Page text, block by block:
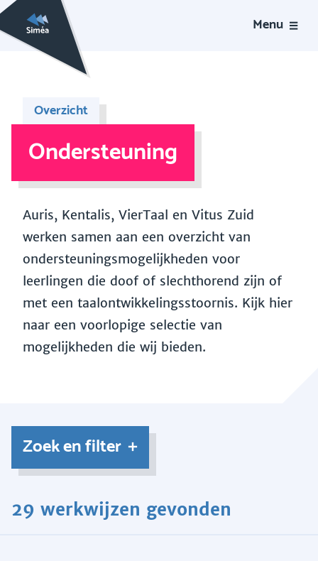
Menu
Overzicht
Ondersteuning
Auris, Kentalis, VierTaal en Vitus Zuid
werken samen aan een overzicht van
ondersteuningsmogelijkheden voor
leerlingen die doof of slechthorend zijn of
met een taalontwikkelingsstoornis. Kijk hier
naar een voorlopige selectie van
mogelijkheden die wij bieden.
Zoek en filter
29 werkwijzen gevonden